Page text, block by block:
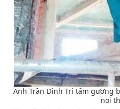
Anh Trần Đình Trí tấm gương
noi